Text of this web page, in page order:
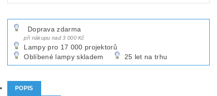
Doprava zdarma
při nákupu nad 3 000 Kč
Lampy pro 17 000 projektorů
Oblíbené lampy skladem
25 let na trhu
POPIS